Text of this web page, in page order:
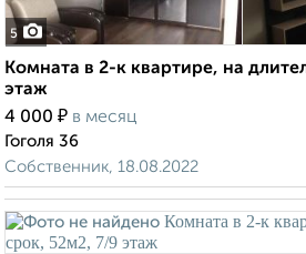
5
Комната в 2-к квартире, на
этаж
4 000 ₽ в месяц
Гоголя 36
Собственник, 18.08.2022